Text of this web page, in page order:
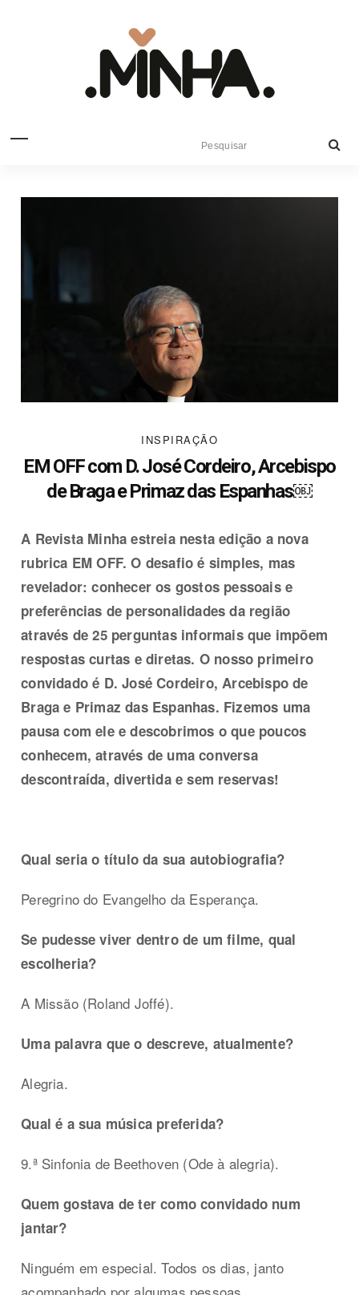
INSPIRAÇÃO
EM OFF com D. José Cordeiro, Arcebispo
de Braga e Primaz das Espanhas￼
A Revista Minha estreia nesta edição a nova
rubrica EM OFF. O desafio é simples, mas
revelador: conhecer os gostos pessoais e
preferências de personalidades da região
através de 25 perguntas informais que impõem
respostas curtas e diretas. O nosso primeiro
convidado é D. José Cordeiro, Arcebispo de
Braga e Primaz das Espanhas. Fizemos uma
pausa com ele e descobrimos o que poucos
conhecem, através de uma conversa
descontraída, divertida e sem reservas!
Qual seria o título da sua autobiografia?
Peregrino do Evangelho da Esperança.
Se pudesse viver dentro de um filme, qual
escolheria?
A Missão (Roland Joffé).
Uma palavra que o descreve, atualmente?
Alegria.
Qual é a sua música preferida?
9.ª Sinfonia de Beethoven (Ode à alegria).
Quem gostava de ter como convidado num
jantar?
Ninguém em especial. Todos os dias, janto